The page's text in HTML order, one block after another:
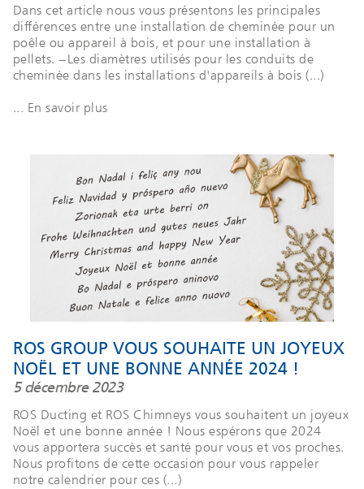
Dans cet article nous vous présentons les principales
différences entre une installation de cheminée pour un
poêle ou appareil à bois, et pour une installation à
pellets. −Les diamètres utilisés pour les conduits de
cheminée dans les installations d'appareils à bois (...)
... En savoir plus
ROS GROUP VOUS SOUHAITE UN JOYEUX
NOËL ET UNE BONNE ANNÉE 2024 !
5 décembre 2023
ROS Ducting et ROS Chimneys vous souhaitent un joyeux
Noël et une bonne année ! Nous espérons que 2024
vous apportera succès et santé pour vous et vos proches.
Nous profitons de cette occasion pour vous rappeler
notre calendrier pour ces (...)